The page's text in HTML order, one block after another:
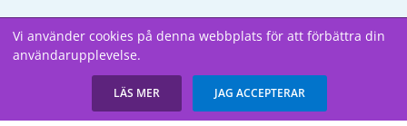
Vi använder cookies på denna webbplats för att förbättra din
användarupplevelse.